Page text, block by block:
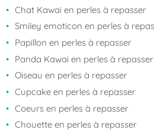
Chat Kawai en perles à repasser
Smiley emoticon en perles à
Papillon en perles à repasser
Panda Kawai en perles à repasser
Oiseau en perles à repasser
Cupcake en perles à repasser
Coeurs en perles à repasser
Chouette en perles à repasser